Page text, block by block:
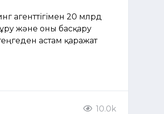
агенттігімен 20 млрд
және оны басқару
астам қаражат
10.0k